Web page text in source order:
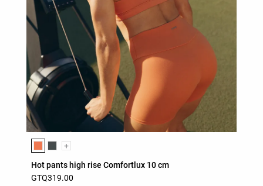
Lista de colores del producto
+
Hot pants high rise Comfortlux 10 cm
GTQ319.00